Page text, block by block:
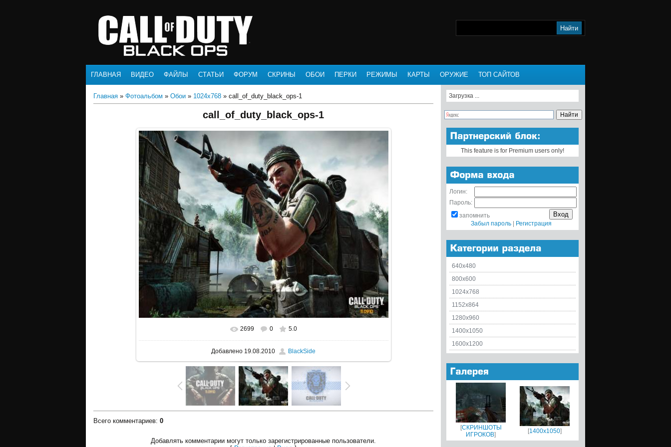
ГЛАВНАЯ ВИДЕО ФАЙЛЫ СТАТЬИ ФОРУМ СКРИНЫ ОБОИ ПЕРКИ РЕЖИМЫ КАРТЫ ОРУЖИЕ ТОП САЙТОВ
Главная » Фотоальбом » Обои » 1024x768 » call_of_duty_black_ops-1
call_of_duty_black_ops-1
В реальном размере 1024x768
2699 0 5.0
Добавлено 19.08.2010 BlackSide
Всего комментариев: 0
Добавлять комментарии могут только зарегистрированные пользователи.
Загрузка ...
This feature is for Premium users only!
Логин:
Пароль:
запомнить
Забыл пароль| Регистрация
640x480
800x600
1024x768
1152x864
1280x960
1400x1050
1600x1200
[СКРИНШОТЫ
ИГРОКОВ] [1400x1050]